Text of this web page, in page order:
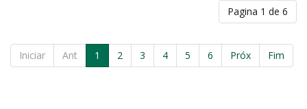
Pagina 1 de 6
Iniciar Ant 1 2 3 4 5 6 Próx Fim